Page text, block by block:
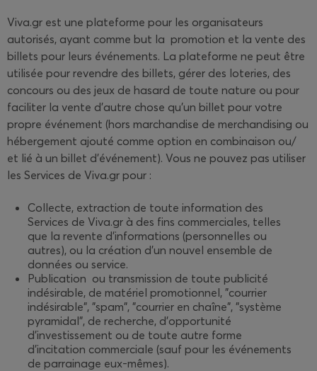
Viva.gr est une plateforme pour les organisateurs
autorisés, ayant comme but la promotion et la vente des
billets pour leurs événements. La plateforme ne peut être
utilisée pour revendre des billets, gérer des loteries, des
concours ou des jeux de hasard de toute nature ou pour
faciliter la vente d'autre chose qu'un billet pour votre
propre événement (hors marchandise de merchandising ou
hébergement ajouté comme option en combinaison ou/
et lié à un billet d'événement). Vous ne pouvez pas utiliser
les Services de Viva.gr pour :
Collecte, extraction de toute information des
Services de Viva.gr à des fins commerciales, telles
que la revente d'informations (personnelles ou
autres), ou la création d'un nouvel ensemble de
données ou service.
Publication ou transmission de toute publicité
indésirable, de matériel promotionnel, "courrier
indésirable", "spam", "courrier en chaîne", "système
pyramidal", de recherche, d’opportunité
d'investissement ou de toute autre forme
d'incitation commerciale (sauf pour les événements
de parrainage eux-mêmes).